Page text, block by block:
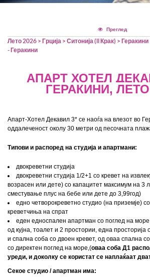
Преглед
Лето 2026 > Грција > Ситонија (ll Крак) > Геракини
- Геракини
АПАРТ ХОТЕЛ
ГЕРАКИНИ, ЛЕТО
Апарт-Хотел Декавил 3* се наоѓа на влезот во
оддалеченост околу 30 метри од песочната
Типови и распоред на студија и апартмани:
двокреветни студија
двокреветни студија 1/2+1 со кревет на
возрасен или дете) со капацитет максимум на 3
сместување плус на бебе или дете до 3,99год)
едно четворокреветно студио (на приземје)
креветчиња на спрат
еден едноспален апартман со поглед на море
од кујна, тоалет и 2 простории, една просторија
и спална соба со двоен кревет, од оваа спална
со директен поглед на море,(оваа соба Д1
уреди, и доколку се користат се наплаќаат
Секое студио / апартман има:
Тим билдинг
Rent A Bus
Оглас за вработување во
Камелија
Политика на приватност2
Cancellation Policy
Европската Унија (ЕЕС)